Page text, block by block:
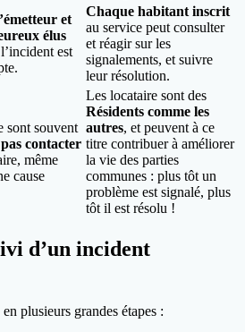
et
élus
est
Chaque habitant inscrit
au service peut consulter
et réagir sur les
signalements, et suivre
leur résolution.
sont souvent
contacter
même
cause
Les locataire sont des
Résidents comme les
autres, et peuvent à ce
titre contribuer à améliorer
la vie des parties
communes : plus tôt un
problème est signalé, plus
tôt il est résolu !
d’un incident
plusieurs grandes étapes :